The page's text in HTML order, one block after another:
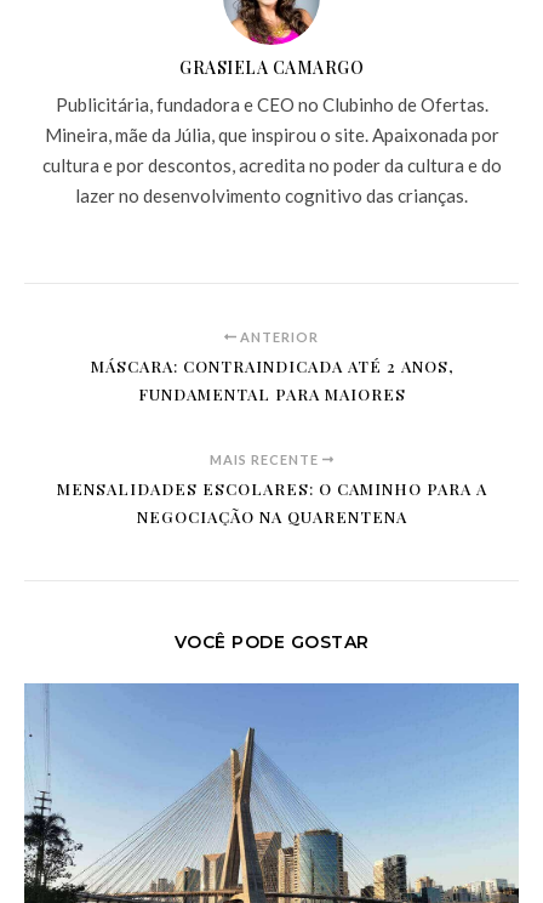
GRASIELA CAMARGO
Publicitária, fundadora e CEO no Clubinho de Ofertas.
Mineira, mãe da Júlia, que inspirou o site. Apaixonada por
cultura e por descontos, acredita no poder da cultura e do
lazer no desenvolvimento cognitivo das crianças.
ANTERIOR
MÁSCARA: CONTRAINDICADA ATÉ 2 ANOS,
FUNDAMENTAL PARA MAIORES
MAIS RECENTE
MENSALIDADES ESCOLARES: O CAMINHO PARA A
NEGOCIAÇÃO NA QUARENTENA
VOCÊ PODE GOSTAR